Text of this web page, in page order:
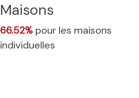
Maisons
66.52% pour les maisons
individuelles